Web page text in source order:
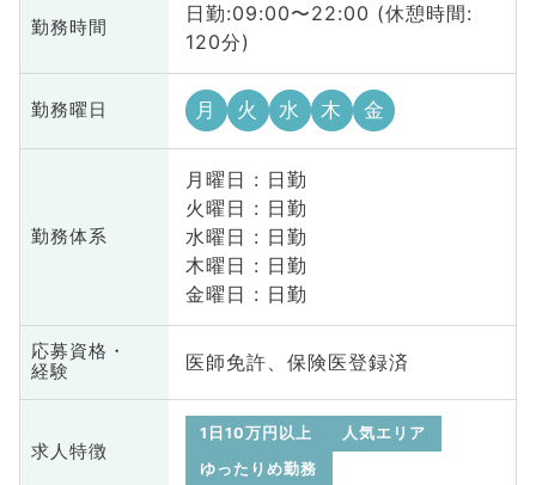
勤務時間
日勤:09:00〜22:00 (休憩時間:
120分)
勤務曜日 月 火 水 木 金
勤務体系
月曜日 : 日勤
火曜日 : 日勤
水曜日 : 日勤
木曜日 : 日勤
金曜日 : 日勤
応募資格・
経験
医師免許、保険医登録済
求人特徴
1日10万円以上
人気エリア
ゆったりめ勤務